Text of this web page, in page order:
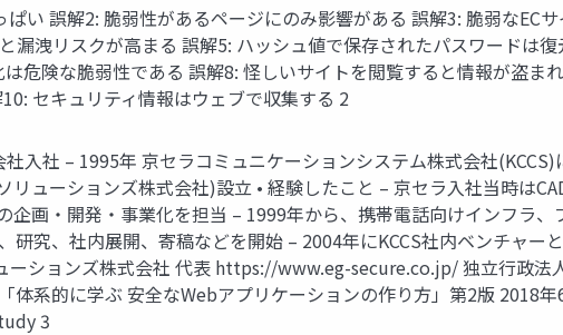
い 誤解2: 脆弱性があるページにのみ影響がある 誤解3: 脆弱なEC
漏洩リスクが高まる 誤解5: ハッシュ値で保存されたパスワードは
危険な脆弱性である 誤解8: 怪しいサイトを閲覧すると情報が盗ま
セキュリティ情報はウェブで収集する 2
入社 – 1995年 京セラコミュニケーションシステム株式会社
リューションズ株式会社)設立 • 経験したこと – 京セラ入社当時は
企画・開発・事業化を担当 – 1999年から、携帯電話向けインフラ
研究、社内展開、寄稿などを開始 – 2004年にKCCS社内ベンチャー
ーションズ株式会社 代表 https://www.eg-secure.co.jp/ 独立行政法
系的に学ぶ 安全なWebアプリケーションの作り方」第2版 2018
3